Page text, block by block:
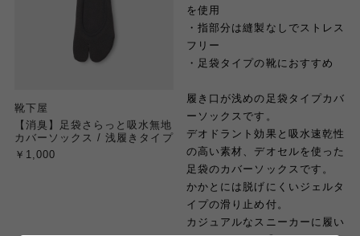
靴下屋
【消臭】足袋さらっと吸水無地
カバーソックス / 浅履きタイプ
￥1,000
を使用
・指部分は縫製なしでストレス
フリー
・足袋タイプの靴におすすめ
履き口が浅めの足袋タイプカバ
ーソックスです。
デオドラント効果と吸水速乾性
の高い素材、デオセルを使った
足袋のカバーソックスです。
かかとには脱げにくいジェルタ
イプの滑り止め付。
カジュアルなスニーカーに履い